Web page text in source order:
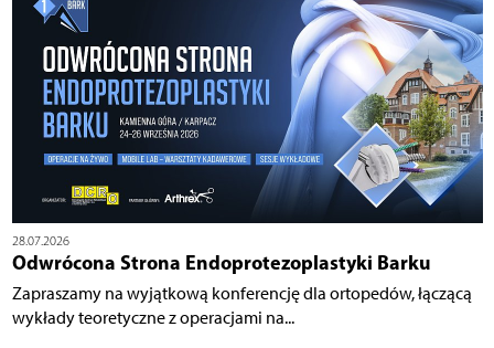
28.07.2026
Odwrócona Strona Endoprotezoplastyki Barku
Zapraszamy na wyjątkową konferencję dla ortopedów, łączącą
wykłady teoretyczne z operacjami na...